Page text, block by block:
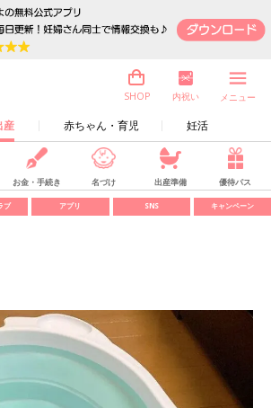
産 赤ちゃん・育児 妊活
SHOP 内祝い メニュー
お金・手続き 名づけ 出産準備 優待パス
ブ アプリ SNS キャンペーン